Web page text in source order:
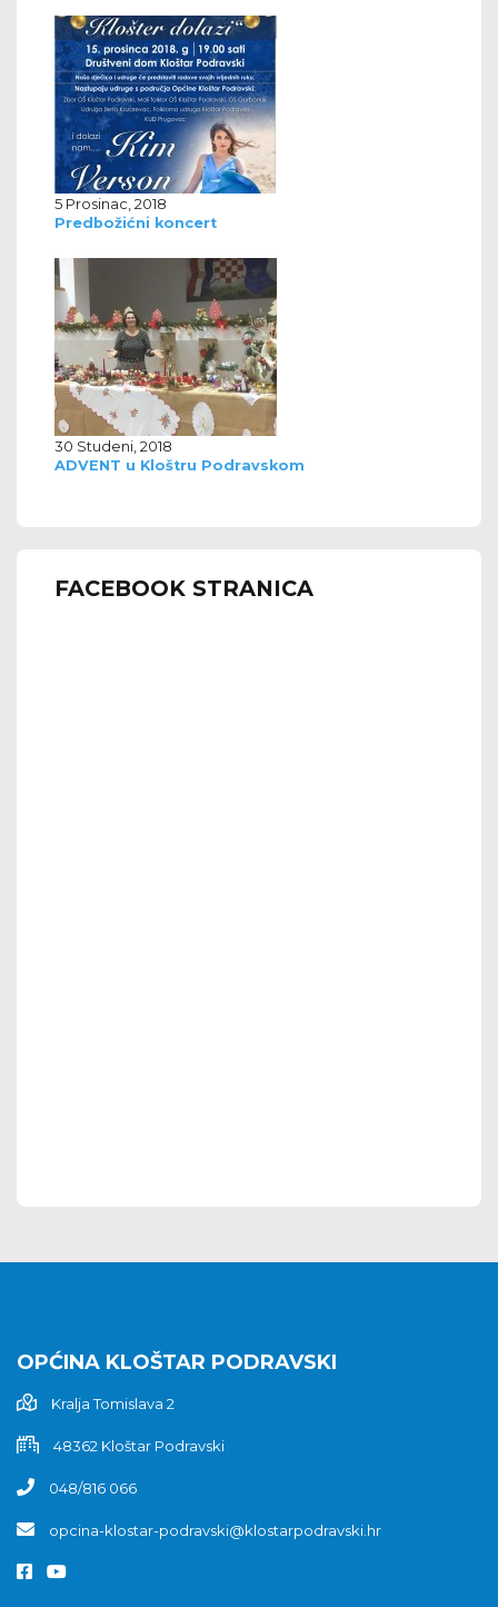
5 Prosinac, 2018
Predbožićni koncert
30 Studeni, 2018
ADVENT u Kloštru Podravskom
FACEBOOK STRANICA
OPĆINA KLOŠTAR PODRAVSKI
Kralja Tomislava 2
48362 Kloštar Podravski
048/816 066
opcina-klostar-podravski@klostarpodravski.hr